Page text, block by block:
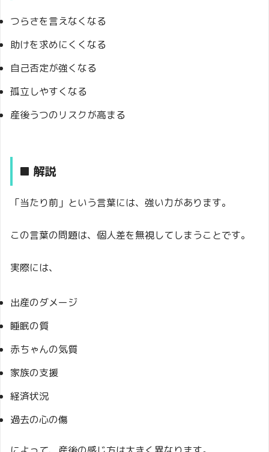
つらさを言えなくなる
助けを求めにくくなる
自己否定が強くなる
孤立しやすくなる
産後うつのリスクが高まる
■ 解説
「当たり前」という言葉には、強い力があります。
この言葉の問題は、個人差を無視してしまうことです。
実際には、
出産のダメージ
睡眠の質
赤ちゃんの気質
家族の支援
経済状況
過去の心の傷